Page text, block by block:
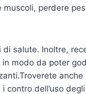
perdere
salute. Inoltre,
modo da poter
dell’uso